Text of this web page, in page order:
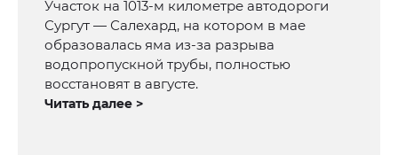
Участок на 1013-м километре автодороги
Сургут — Салехард, на котором в мае
образовалась яма из-за разрыва
водопропускной трубы, полностью
восстановят в августе.
Читать далее >